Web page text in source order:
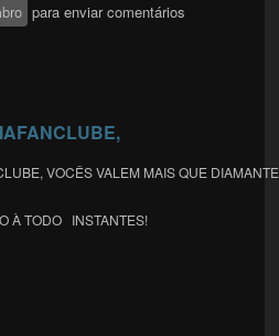
para enviar comentários
VOCÊS VALEM MAIS QUE
À TODO INSTANTES!